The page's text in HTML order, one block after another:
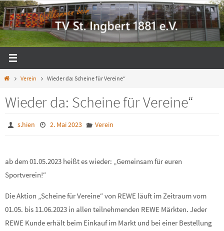
Zum
Inhalt
springen
StartVerein Wieder da: Scheine für Vereine“
Wieder da: Scheine für Vereine“
s.hien 2. Mai 2023 Verein
ab dem 01.05.2023 heißt es wieder: „Gemeinsam für euren
Sportverein!“
Die Aktion „Scheine für Vereine“ von REWE läuft im Zeitraum vom
01.05. bis 11.06.2023 in allen teilnehmenden REWE Märkten. Jeder
REWE Kunde erhält beim Einkauf im Markt und bei einer Bestellung